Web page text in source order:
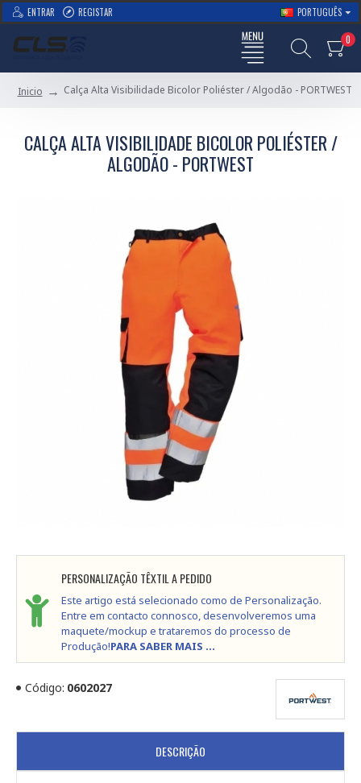
ENTRAR REGISTAR PORTUGUÊS
0
Inicio Calça Alta Visibilidade Bicolor Poliéster / Algodão - PORTWEST
CALÇA ALTA VISIBILIDADE BICOLOR POLIÉSTER /
ALGODÃO - PORTWEST
PERSONALIZAÇÃO TÊXTIL A PEDIDO
Este artigo está selecionado como de Personalização.
Entre em contacto connosco, desenvolveremos uma
maquete/mockup e trataremos do processo de
Produção!PARA SABER MAIS ...
Código: 0602027
DESCRIÇÃO